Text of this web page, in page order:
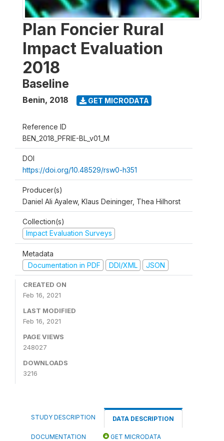
Plan Foncier Rural
Impact Evaluation
2018
Baseline
Benin, 2018 GET MICRODATA
Reference ID
BEN_2018_PFRIE-BL_v01_M
DOI
https://doi.org/10.48529/rsw0-h351
Producer(s)
Daniel Ali Ayalew, Klaus Deininger, Thea Hilhorst
Collection(s)
Impact Evaluation Surveys
Metadata
Documentation in PDF
DDI/XML JSON
CREATED ON
Feb 16, 2021
LAST MODIFIED
Feb 16, 2021
PAGE VIEWS
248027
DOWNLOADS
3216
STUDY DESCRIPTION DATA DESCRIPTION
DOCUMENTATION GET MICRODATA